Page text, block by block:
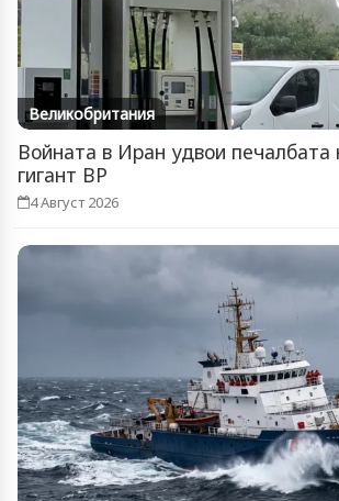
Великобритания
Войната в Иран удвои печалбата
гигант BP
4 Август 2026